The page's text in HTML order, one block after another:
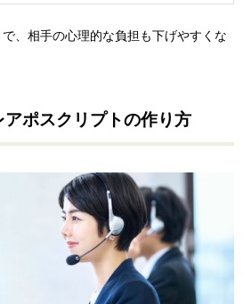
、相手の心理的な負担も下げやすくな
ポスクリプトの作り方